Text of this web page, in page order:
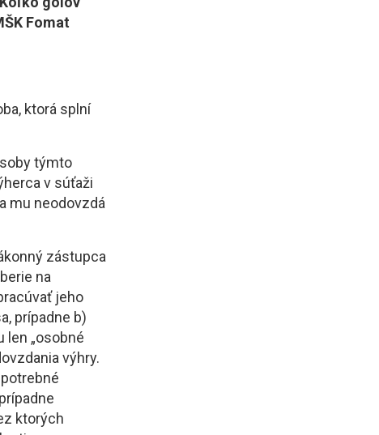
Fomat
ktorá splní
týmto
v súťaži
mu neodovzdá
zástupca
na
jeho
prípadne b)
len „osobné
výhry.
ktorých